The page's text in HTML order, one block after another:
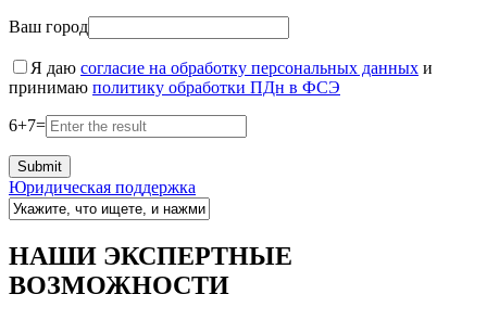
Ваш город
Я даю согласие на обработку персональных данных и
принимаю политику обработки ПДн в ФСЭ
6+7=
Юридическая поддержка
НАШИ ЭКСПЕРТНЫЕ
ВОЗМОЖНОСТИ